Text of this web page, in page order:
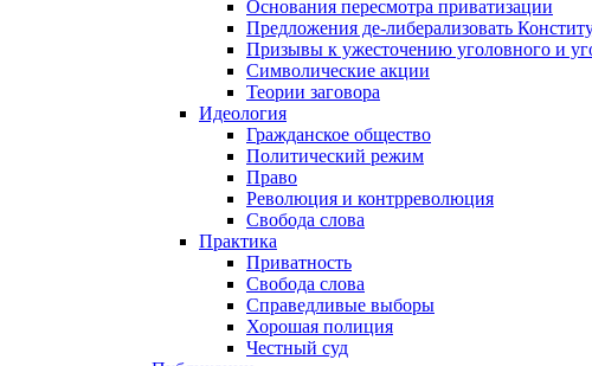
Основания пересмотра приватизации
Предложения де-либерализовать
Призывы к ужесточению уголовного и
Символические акции
Теории заговора
Идеология
Гражданское общество
Политический режим
Право
Революция и контрреволюция
Свобода слова
Практика
Приватность
Свобода слова
Справедливые выборы
Хорошая полиция
Честный суд